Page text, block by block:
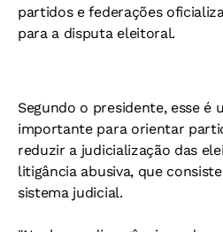
partidos e federações
para a disputa eleitoral.
Segundo o presidente, esse é
importante para orientar
reduzir a judicialização das
litigância abusiva, que
sistema judicial.